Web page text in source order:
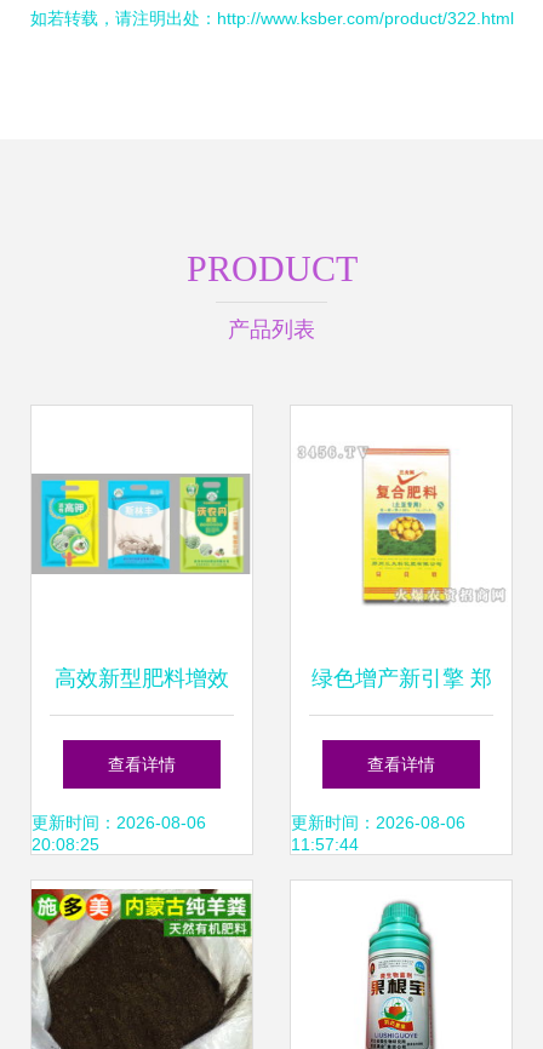
如若转载，请注明出处：http://www.ksber.com/product/322.html
PRODUCT
产品列表
高效新型肥料增效
剂，点亮绿色农业
未来——包装视觉
与品质的双重升级
查看详情
更新时间：2026-08-06
20:08:25
绿色增产新引擎 郑
州三大料化肥新型
肥料增效剂精品展
示
查看详情
更新时间：2026-08-06
11:57:44